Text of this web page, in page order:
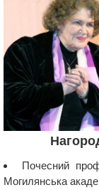
Почесний
Могилянська